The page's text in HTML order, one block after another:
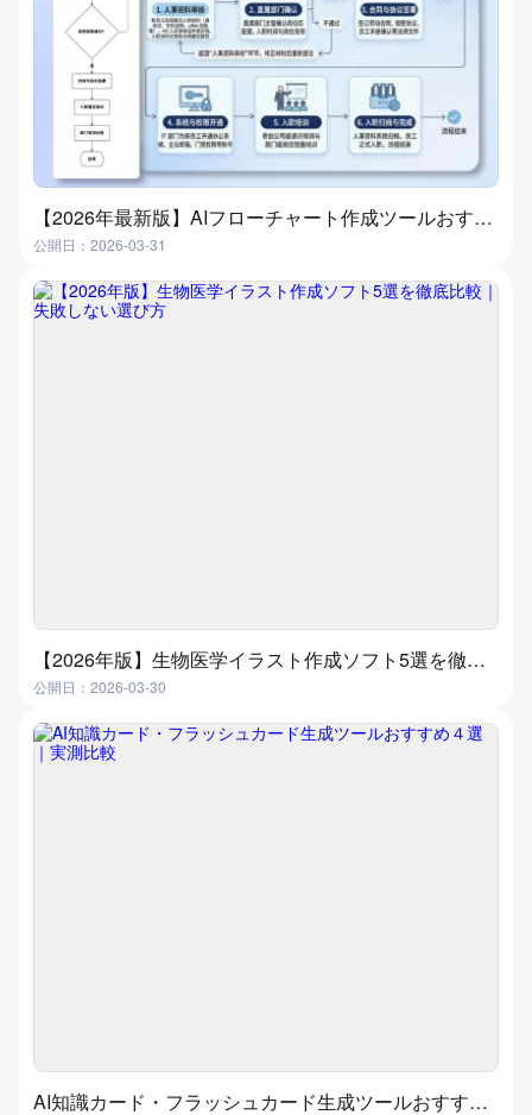
【2026年最新版】AIフローチャート作成ツールおすすめ7選｜3分で自動生成、初心者でも簡単
公開日：2026-03-31
【2026年版】生物医学イラスト作成ソフト5選を徹底比較｜失敗しない選び方
公開日：2026-03-30
AI知識カード・フラッシュカード生成ツールおすすめ４選｜実測比較